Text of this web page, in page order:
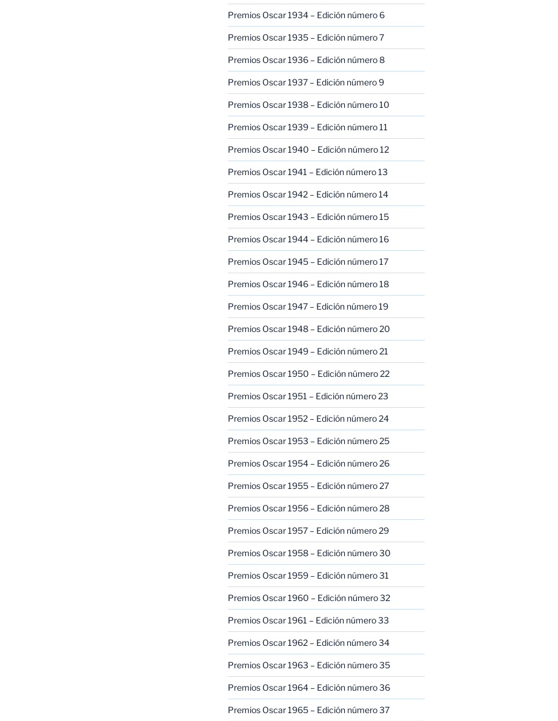
Premios Oscar 1934 – Edición número 6
Premios Oscar 1935 – Edición número 7
Premios Oscar 1936 – Edición número 8
Premios Oscar 1937 – Edición número 9
Premios Oscar 1938 – Edición número 10
Premios Oscar 1939 – Edición número 11
Premios Oscar 1940 – Edición número 12
Premios Oscar 1941 – Edición número 13
Premios Oscar 1942 – Edición número 14
Premios Oscar 1943 – Edición número 15
Premios Oscar 1944 – Edición número 16
Premios Oscar 1945 – Edición número 17
Premios Oscar 1946 – Edición número 18
Premios Oscar 1947 – Edición número 19
Premios Oscar 1948 – Edición número 20
Premios Oscar 1949 – Edición número 21
Premios Oscar 1950 – Edición número 22
Premios Oscar 1951 – Edición número 23
Premios Oscar 1952 – Edición número 24
Premios Oscar 1953 – Edición número 25
Premios Oscar 1954 – Edición número 26
Premios Oscar 1955 – Edición número 27
Premios Oscar 1956 – Edición número 28
Premios Oscar 1957 – Edición número 29
Premios Oscar 1958 – Edición número 30
Premios Oscar 1959 – Edición número 31
Premios Oscar 1960 – Edición número 32
Premios Oscar 1961 – Edición número 33
Premios Oscar 1962 – Edición número 34
Premios Oscar 1963 – Edición número 35
Premios Oscar 1964 – Edición número 36
Premios Oscar 1965 – Edición número 37